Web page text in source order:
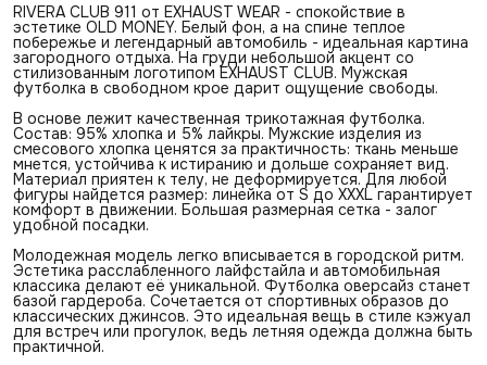
RIVERA CLUB 911 от EXHAUST WEAR - спокойствие в
эстетике OLD MONEY. Белый фон, а на спине теплое
побережье и легендарный автомобиль - идеальная картина
загородного отдыха. На груди небольшой акцент со
стилизованным логотипом EXHAUST CLUB. Мужская
футболка в свободном крое дарит ощущение свободы.
В основе лежит качественная трикотажная футболка.
Состав: 95% хлопка и 5% лайкры. Мужские изделия из
смесового хлопка ценятся за практичность: ткань меньше
мнется, устойчива к истиранию и дольше сохраняет вид.
Материал приятен к телу, не деформируется. Для любой
фигуры найдется размер: линейка от S до XXXL гарантирует
комфорт в движении. Большая размерная сетка - залог
удобной посадки.
Молодежная модель легко вписывается в городской ритм.
Эстетика расслабленного лайфстайла и автомобильная
классика делают её уникальной. Футболка оверсайз станет
базой гардероба. Сочетается от спортивных образов до
классических джинсов. Это идеальная вещь в стиле кэжуал
для встреч или прогулок, ведь летняя одежда должна быть
практичной.